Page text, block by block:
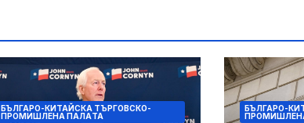
БЪЛГАРО-КИТАЙСКА ТЪРГОВСКО-
ПРОМИШЛЕНА ПАЛAТА
БЪЛГАРО-